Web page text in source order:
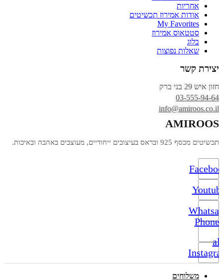
אחריות
אודות אמירוז תכשיטים
My Favorites
סטטאוס אמירוז
בלוג
שאלות נפוצות
יצירת קשר
חזון איש 29 בני ברק
03-555-94-64
info@amiroos.co.il
AMIROOS
תכשיטים מכסף 925 ובראס בעיצובים ייחודיים, מעוצבים באהבה ובאיכות.
Phone-
alt
משלוחים